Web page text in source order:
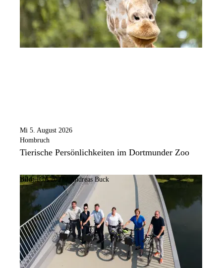
Mi 5. August 2026
Hombruch
Tierische Persönlichkeiten im Dortmunder Zoo
Bild: IGA 2027 / Andreas Buck